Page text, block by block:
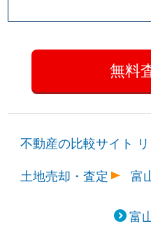
不動産の比較サイト
土地売却・査定
富
富